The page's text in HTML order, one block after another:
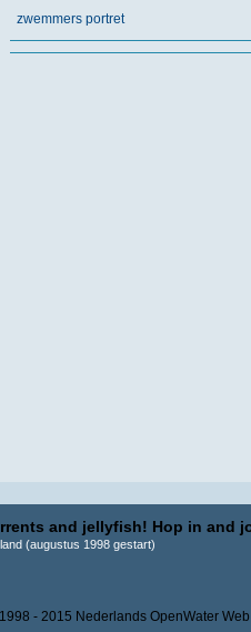
zwemmers portret
and jellyfish! Hop in and
(augustus 1998 gestart)
- 2015 Nederlands OpenWater